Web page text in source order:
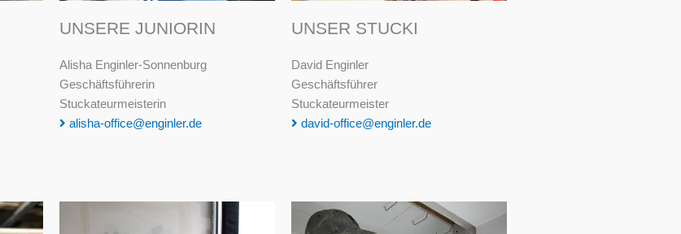
UNSERE JUNIORIN
Alisha Enginler-Sonnenburg
Geschäftsführerin
Stuckateurmeisterin
alisha-office@enginler.de
UNSER STUCKI
David Enginler
Geschäftsführer
Stuckateurmeister
david-office@enginler.de